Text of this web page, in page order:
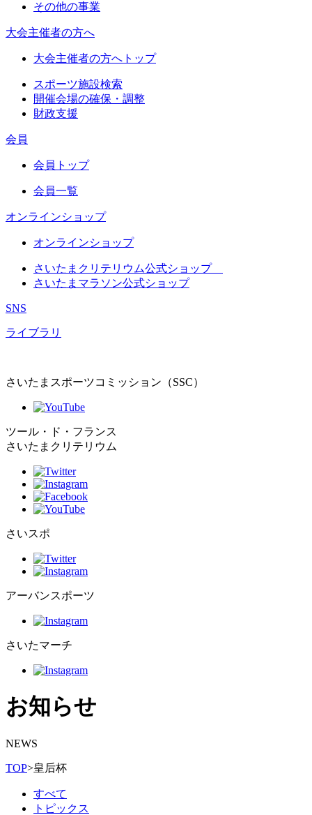
その他の事業
大会主催者の方へ
大会主催者の方へトップ
スポーツ施設検索
開催会場の確保・調整
財政支援
会員
会員トップ
会員一覧
オンラインショップ
オンラインショップ
さいたまクリテリウム公式ショップ
さいたまマラソン公式ショップ
SNS
ライブラリ
さいたまスポーツコミッション（SSC）
ツール・ド・フランス
さいたまクリテリウム
さいスポ
アーバンスポーツ
さいたマーチ
お知らせ
NEWS
TOP>皇后杯
すべて
トピックス